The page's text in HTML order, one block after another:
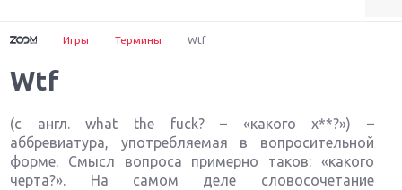
Игры Термины Wtf
Wtf
(c англ. what the fuck? – «какого х**?») –
аббревиатура, употребляемая в вопросительной
форме. Смысл вопроса примерно таков: «какого
черта?». На самом деле словосочетание